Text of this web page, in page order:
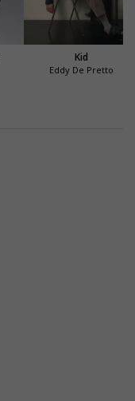
Kid
Eddy De Pretto